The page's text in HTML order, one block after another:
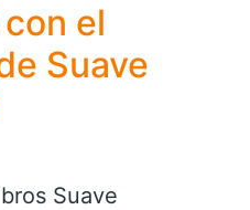
el
Suave
Suave